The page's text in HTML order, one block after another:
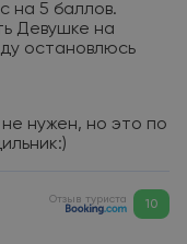
на 5 баллов.
Девушке на
остановлюсь
не нужен, но это по
Отзыв туриста 10